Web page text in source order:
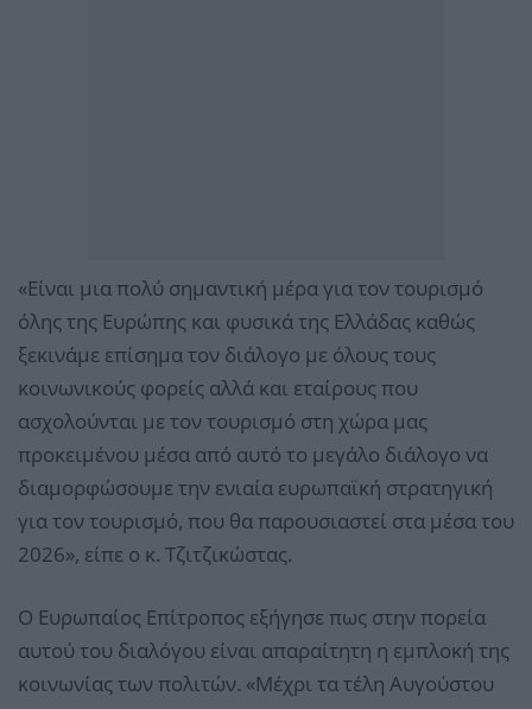
«Είναι μια πολύ σημαντική μέρα για τον τουρισμό
όλης της Ευρώπης και φυσικά της Ελλάδας καθώς
ξεκινάμε επίσημα τον διάλογο με όλους τους
κοινωνικούς φορείς αλλά και εταίρους που
ασχολούνται με τον τουρισμό στη χώρα μας
προκειμένου μέσα από αυτό το μεγάλο διάλογο να
διαμορφώσουμε την ενιαία ευρωπαϊκή στρατηγική
για τον τουρισμό, που θα παρουσιαστεί στα μέσα του
2026», είπε ο κ. Τζιτζικώστας.
Ο Ευρωπαίος Επίτροπος εξήγησε πως στην πορεία
αυτού του διαλόγου είναι απαραίτητη η εμπλοκή της
κοινωνίας των πολιτών. «Μέχρι τα τέλη Αυγούστου